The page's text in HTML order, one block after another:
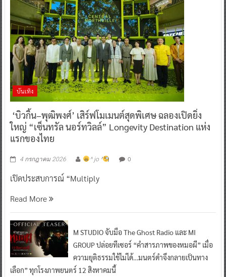
บันเทิง
‘บิวกิ้น–พุฒิพงศ์’ เสิร์ฟโมเมนต์สุดพิเศษ ฉลองเปิดยิ่ง
ใหญ่ “เซ็นทรัล นอร์ทวิลล์” Longevity Destination แห่ง
แรกของไทย
4 กรกฎาคม 2026 ^ jo ^ 0
เปิดประสบการณ์ “Multiply
Read More
M STUDIO จับมือ The Ghost Radio และ MI
GROUP ปล่อยทีเซอร์ “คำสารภาพของหมอผี” เมื่อ
ความยุติธรรมใช้ไม่ได้…มนตร์ดำจึงกลายเป็นทาง
เลือก” ทุกโรงภาพยนตร์ 12 สิงหาคมนี้